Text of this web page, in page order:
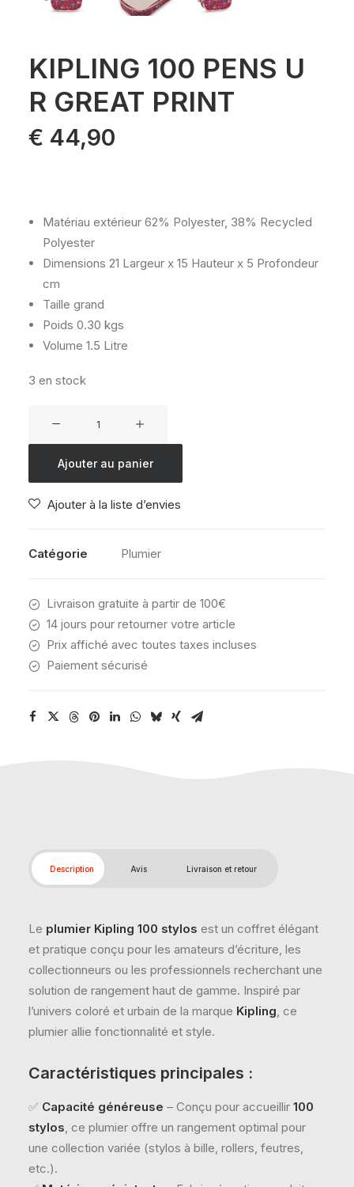
KIPLING 100 PENS U
R GREAT PRINT
€ 44,90
Matériau extérieur 62% Polyester, 38% Recycled
Polyester
Dimensions 21 Largeur x 15 Hauteur x 5 Profondeur
cm
Taille grand
Poids 0.30 kgs
Volume 1.5 Litre
3 en stock
U
GREAT
Ajouter au panier
Ajouter à la liste d’envies
Catégorie Plumier
Livraison gratuite à partir de 100€
14 jours pour retourner votre article
Prix affiché avec toutes taxes incluses
Paiement sécurisé
Description Avis Livraison et retour
Le plumier Kipling 100 stylos est un coffret élégant
et pratique conçu pour les amateurs d’écriture, les
collectionneurs ou les professionnels recherchant une
solution de rangement haut de gamme. Inspiré par
l’univers coloré et urbain de la marque Kipling, ce
plumier allie fonctionnalité et style.
Caractéristiques principales :
✅ Capacité généreuse – Conçu pour accueillir 100
stylos, ce plumier offre un rangement optimal pour
une collection variée (stylos à bille, rollers, feutres,
etc.).